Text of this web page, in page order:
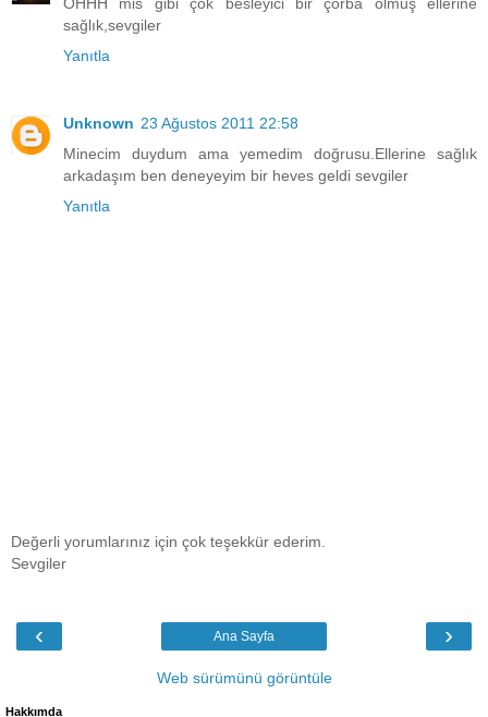
OHHH mis gibi çok besleyici bir çorba olmuş ellerine
sağlık,sevgiler
Yanıtla
Unknown 23 Ağustos 2011 22:58
Minecim duydum ama yemedim doğrusu.Ellerine sağlık
arkadaşım ben deneyeyim bir heves geldi sevgiler
Yanıtla
Değerli yorumlarınız için çok teşekkür ederim.
Sevgiler
‹ ›
Ana Sayfa
Web sürümünü görüntüle
Hakkımda